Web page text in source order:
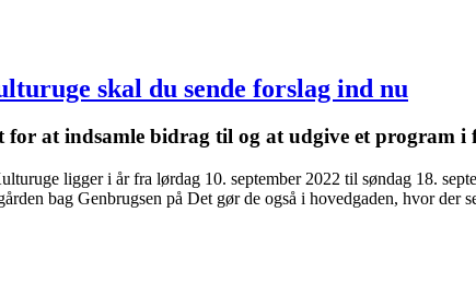
skal du sende forslag ind nu
at indsamle bidrag til og at udgive et program
ligger i år fra lørdag 10. september 2022 til søndag 18.
bag Genbrugsen på Det gør de også i hovedgaden, hvor